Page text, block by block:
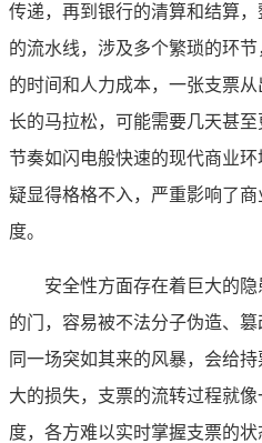
传递，再到银行的清算和结算
的流水线，涉及多个繁琐的环
的时间和人力成本，一张支票
长的马拉松，可能需要几天甚至
节奏如闪电般快速的现代商业
疑显得格格不入，严重影响了
度。
安全性方面存在着巨大的
的门，容易被不法分子伪造、
同一场突如其来的风暴，会给
大的损失，支票的流转过程就
度，各方难以实时掌握支票的